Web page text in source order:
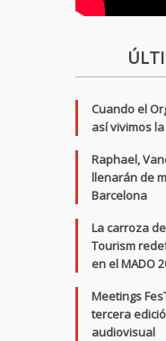
Cuando el
así vivimos
Raphael,
llenarán de
Barcelona
La carroza
Tourism
en el MADO
Meetings
tercera
audiovisual